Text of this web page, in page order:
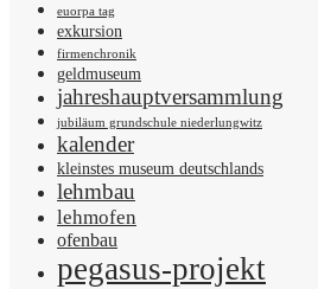
euorpa tag
exkursion
firmenchronik
geldmuseum
jahreshauptversammlung
jubiläum grundschule niederlungwitz
kalender
kleinstes museum deutschlands
lehmbau
lehmofen
ofenbau
pegasus-projekt